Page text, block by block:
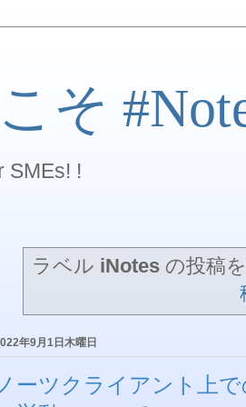
そ
SMEs! !
ラベル iNotesの投稿
年9月1日木曜日
ノーツクライアント上